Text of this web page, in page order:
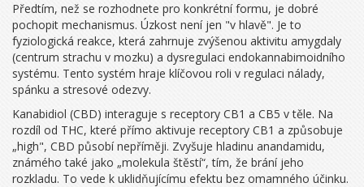
Předtím, než se rozhodnete pro konkrétní formu, je dobré
pochopit mechanismus. Úzkost není jen "v hlavě". Je to
fyziologická reakce, která zahrnuje zvýšenou aktivitu amygdaly
(centrum strachu v mozku) a dysregulaci endokannabimoidního
systému. Tento systém hraje klíčovou roli v regulaci nálady,
spánku a stresové odezvy.
Kanabidiol (CBD) interaguje s receptory CB1 a CB5 v těle. Na
rozdíl od THC, které přímo aktivuje receptory CB1 a způsobuje
„high", CBD působí nepříměji. Zvyšuje hladinu anandamidu,
známého také jako „molekula štěstí“, tím, že brání jeho
rozkladu. To vede k uklidňujícímu efektu bez omamného účinku.